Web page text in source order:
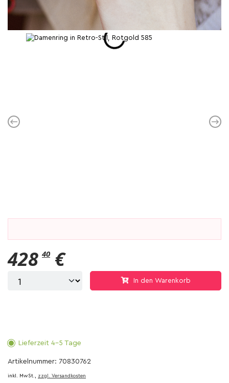
428 40 €
In den Warenkorb
Lieferzeit 4-5 Tage
Artikelnummer: 70830762
inkl. MwSt., zzgl. Versandkosten